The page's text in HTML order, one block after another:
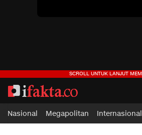
ifakta.co
#pastibenar
Nasional Megapolitan Internasional